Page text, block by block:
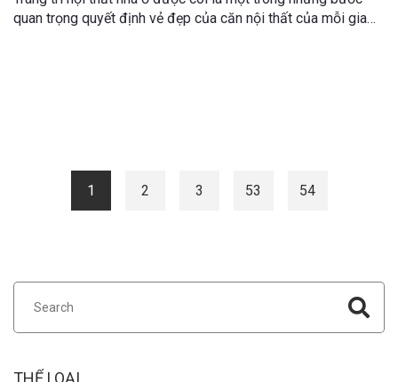
quan trọng quyết định vẻ đẹp của căn nội thất của mỗi gia
1 2 3 53 54
THỂ LOẠI